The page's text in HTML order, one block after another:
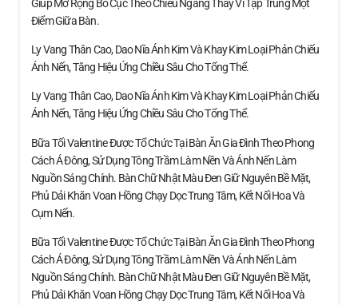
Giúp Mở Rộng Bố Cục Theo Chiều Ngang Thay Vì Tập Trung Một
Điểm Giữa Bàn.
Ly Vang Thân Cao, Dao Nĩa Ánh Kim Và Khay Kim Loại Phản Chiếu
Ánh Nến, Tăng Hiệu Ứng Chiều Sâu Cho Tổng Thể.
Ly Vang Thân Cao, Dao Nĩa Ánh Kim Và Khay Kim Loại Phản Chiếu
Ánh Nến, Tăng Hiệu Ứng Chiều Sâu Cho Tổng Thể.
Bữa Tối Valentine Được Tổ Chức Tại Bàn Ăn Gia Đình Theo Phong
Cách Á Đông, Sử Dụng Tông Trầm Làm Nền Và Ánh Nến Làm
Nguồn Sáng Chính. Bàn Chữ Nhật Màu Đen Giữ Nguyên Bề Mặt,
Phủ Dải Khăn Voan Hồng Chạy Dọc Trung Tâm, Kết Nối Hoa Và
Cụm Nến.
Bữa Tối Valentine Được Tổ Chức Tại Bàn Ăn Gia Đình Theo Phong
Cách Á Đông, Sử Dụng Tông Trầm Làm Nền Và Ánh Nến Làm
Nguồn Sáng Chính. Bàn Chữ Nhật Màu Đen Giữ Nguyên Bề Mặt,
Phủ Dải Khăn Voan Hồng Chạy Dọc Trung Tâm, Kết Nối Hoa Và